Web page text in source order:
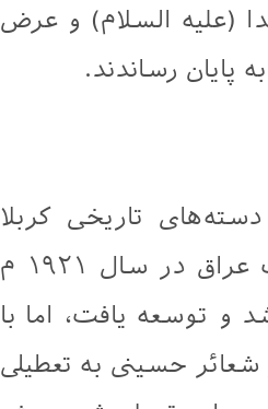
(علیه السلام) و عرض
رساندند.
تاریخی کربلا
محسوب می‌شود. این دسته پس از ایجاد دولت عراق در سال ۱۹۲۱ م
توسعه یافت، اما با
حسینی به تعطیلی